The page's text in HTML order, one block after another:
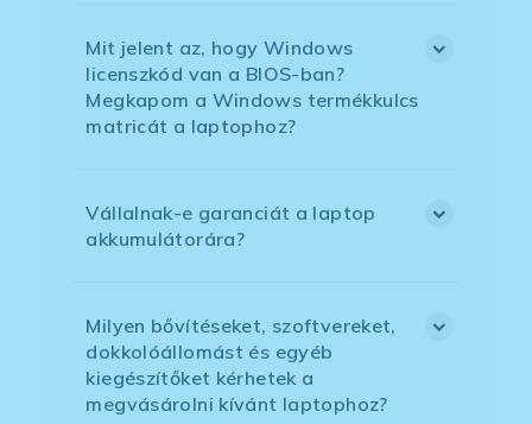
Mit jelent az, hogy Windows
licenszkód van a BIOS-ban?
Megkapom a Windows termékkulcs
matricát a laptophoz?
Vállalnak-e garanciát a laptop
akkumulátorára?
Milyen bővítéseket, szoftvereket,
dokkolóállomást és egyéb
kiegészítőket kérhetek a
megvásárolni kívánt laptophoz?